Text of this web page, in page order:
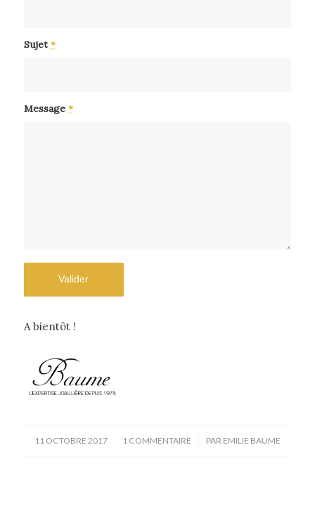
Sujet*
Message *
A bientôt !
11 OCTOBRE 2017
/ 1 COMMENTAIRE
/ PAR EMILIE BAUME